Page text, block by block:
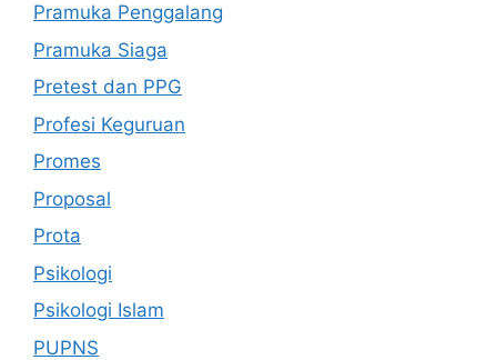
Pramuka Penggalang
Pramuka Siaga
Pretest dan PPG
Profesi Keguruan
Promes
Proposal
Prota
Psikologi
Psikologi Islam
PUPNS